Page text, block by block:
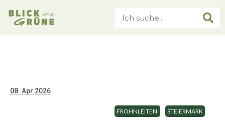
08. Apr 2026
FROHNLEITEN STEIERMARK